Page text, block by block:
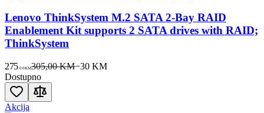
Lenovo ThinkSystem M.2 SATA 2-Bay RAID
Enablement Kit supports 2 SATA drives with RAID;
ThinkSystem
275 00KM305,00 KM−30 KM
Dostupno
Akcija